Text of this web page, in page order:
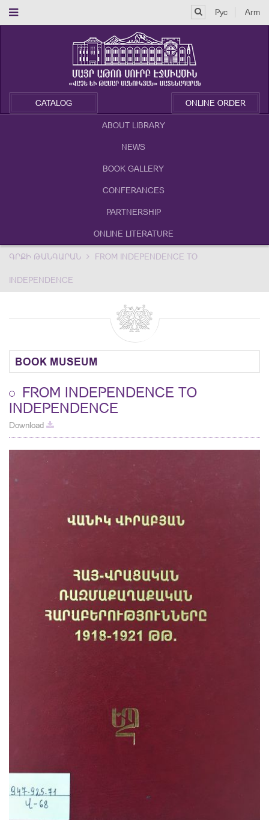
Рус Arm
CATALOG ONLINE ORDER
ABOUT LIBRARY
NEWS
BOOK GALLERY
CONFERANCES
PARTNERSHIP
ONLINE LITERATURE
ԳՐՔԻ ԹԱՆԳԱՐԱՆ FROM INDEPENDENCE TO
INDEPENDENCE
BOOK MUSEUM
FROM INDEPENDENCE TO
INDEPENDENCE
Download